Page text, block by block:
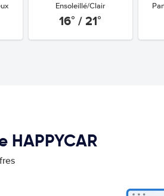
Ensoleillé/Clair
16° / 21°